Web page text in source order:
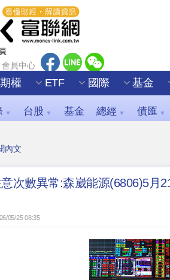
會員中心
權 ETF 國際 基金
▼ 台股 ▼ 基金 總經 ▼ 債匯 ▼
內文
意次數異常:森崴能源(6806)5月
05/25 08:35